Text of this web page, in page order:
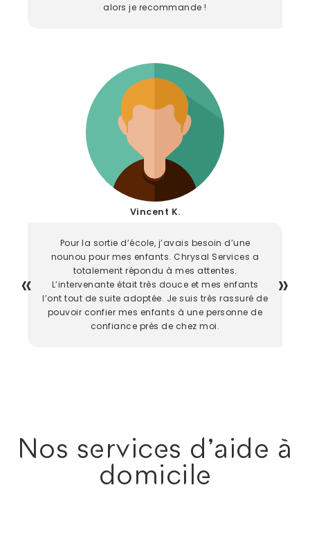
alors je recommande !
Vincent K.
Pour la sortie d’école, j’avais besoin d’une
nounou pour mes enfants. Chrysal Services a
totalement répondu à mes attentes.
L’intervenante était très douce et mes enfants
l’ont tout de suite adoptée. Je suis très rassuré de
pouvoir confier mes enfants à une personne de
confiance près de chez moi.
Nos services d'aide à
domicile